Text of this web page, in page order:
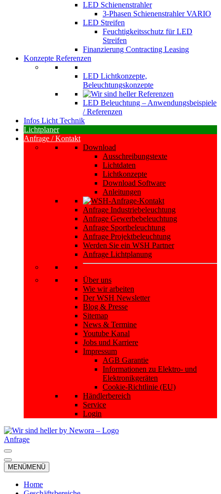
LED Schienenstrahler
3-Phasen Schienenstrahler VARIO
LED Streifen
Feuchtigkeitsschutz für LED
Streifen
Finanzierung Contracting Leasing
Konzepte Referenzen
LED Lichtkonzepte,
Beleuchtungskonzepte
LED Beleuchtung – Anwendungsbeispiele
/ Referenzen
Infos Licht Technik
Lichtplaner
Anfrage / Kontakt
Download
Ausschreibungstexte
Lichtdaten
Lichtkonzepte
Download Software
Anleitungen
Anfrage Industriebeleuchtung
Anfrage Gewerbebeleuchtung
Anfrage Sportbeleuchtung
Anfrage Projektbeleuchtung
Werden Sie ein WSH Partner
Anfrage Lichtplanung
Über uns
Wie wir arbeiten
Der WSH Newsletter
Blog & Presse
Sitemap
News & Termine
Youtube Kanal
Jobs und Karriere
Impressum
AGB Garantie
Informationen zu Elektro- und
Elektronikgeräten
Cookie-Richtlinie (EU)
Händlerbereich
Service
Login
Anfrage
Navigationsmenü
Navigationsmenü
MENÜMENÜ
Home